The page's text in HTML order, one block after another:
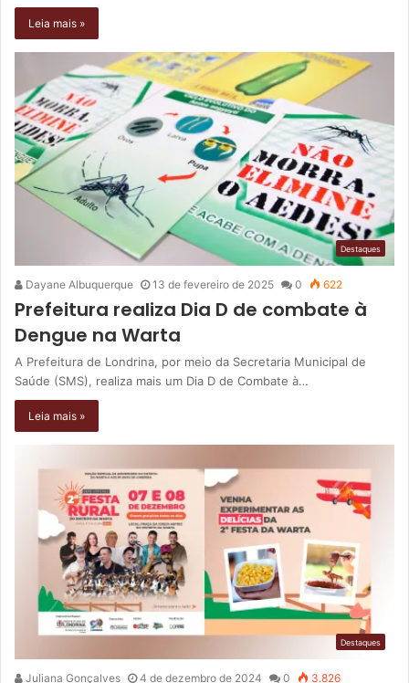
Leia mais »
Destaques
Dayane Albuquerque 13 de fevereiro de 2025 0 622
Prefeitura realiza Dia D de combate à
Dengue na Warta
A Prefeitura de Londrina, por meio da Secretaria Municipal de
Saúde (SMS), realiza mais um Dia D de Combate à…
Leia mais »
Destaques
Juliana Gonçalves 4 de dezembro de 2024 0 3.826